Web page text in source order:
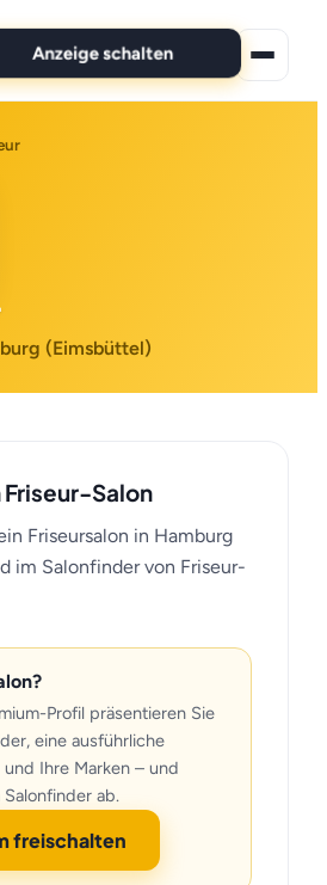
Anzeige schalten
(Eimsbüttel)
Salon
Friseursalon in Hamburg
im Salonfinder von Friseur-
Profil präsentieren Sie
eine ausführliche
Ihre Marken – und
ab.
freischalten